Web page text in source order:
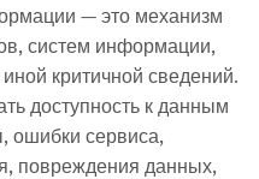
— это механизм
систем информации,
критичной сведений.
доступность к данным
ошибки сервиса,
повреждения данных,